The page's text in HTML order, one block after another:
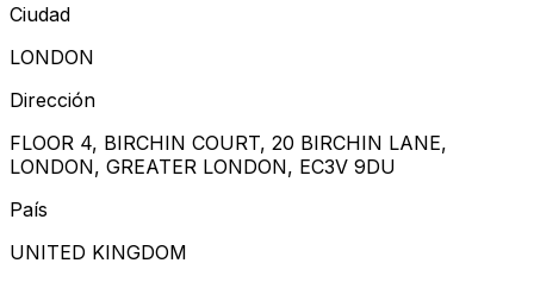
Ciudad
LONDON
Dirección
FLOOR 4, BIRCHIN COURT, 20 BIRCHIN LANE,
LONDON, GREATER LONDON, EC3V 9DU
País
UNITED KINGDOM